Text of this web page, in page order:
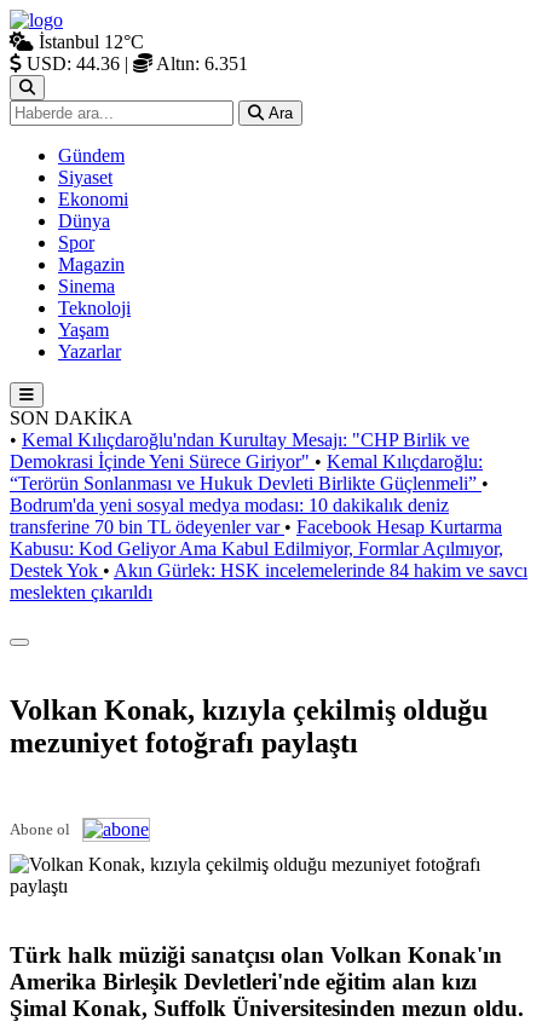
İstanbul 12°C
USD: 44.36 | Altın: 6.351
Ara
Gündem
Siyaset
Ekonomi
Dünya
Spor
Magazin
Sinema
Teknoloji
Yaşam
Yazarlar
SON DAKİKA
• Kemal Kılıçdaroğlu'ndan Kurultay Mesajı: "CHP Birlik ve
Demokrasi İçinde Yeni Sürece Giriyor" • Kemal Kılıçdaroğlu:
“Terörün Sonlanması ve Hukuk Devleti Birlikte Güçlenmeli” •
Bodrum'da yeni sosyal medya modası: 10 dakikalık deniz
transferine 70 bin TL ödeyenler var • Facebook Hesap Kurtarma
Kabusu: Kod Geliyor Ama Kabul Edilmiyor, Formlar Açılmıyor,
Destek Yok • Akın Gürlek: HSK incelemelerinde 84 hakim ve savcı
meslekten çıkarıldı
Volkan Konak, kızıyla çekilmiş olduğu
mezuniyet fotoğrafı paylaştı
Abone ol
Türk halk müziği sanatçısı olan Volkan Konak'ın
Amerika Birleşik Devletleri'nde eğitim alan kızı
Şimal Konak, Suffolk Üniversitesinden mezun oldu.